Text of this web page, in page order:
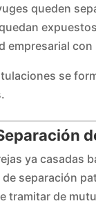
queden
empresarial
se
ya casadas
de separación
tramitar de